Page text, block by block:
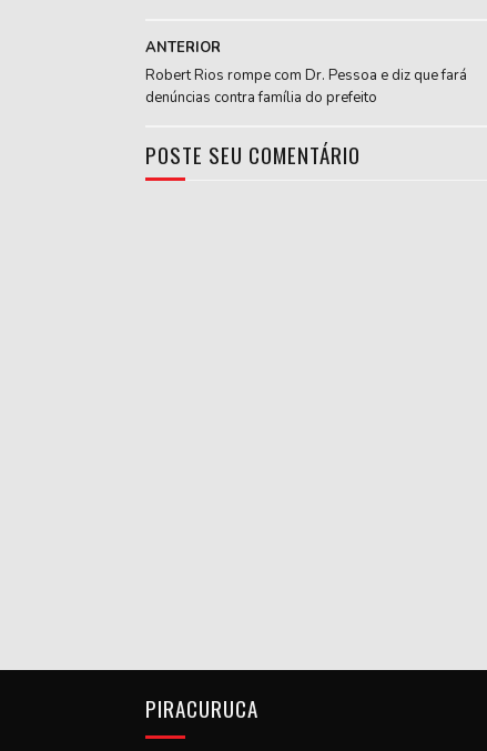
ANTERIOR
Robert Rios rompe com Dr. Pessoa e diz que fará
denúncias contra família do prefeito
POSTE SEU COMENTÁRIO
PIRACURUCA